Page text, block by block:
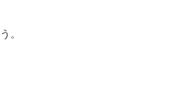
。